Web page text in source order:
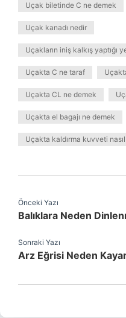
Uçak biletinde C ne demek
Uçak kanadı nedir
Uçakların iniş kalkış yaptığı
Uçakta C ne taraf
Uçakta CL ne demek
Uçakta el bagajı ne demek
Uçakta kaldırma kuvveti
Önceki Yazı
Balıklara Neden
Sonraki Yazı
Arz Eğrisi Neden